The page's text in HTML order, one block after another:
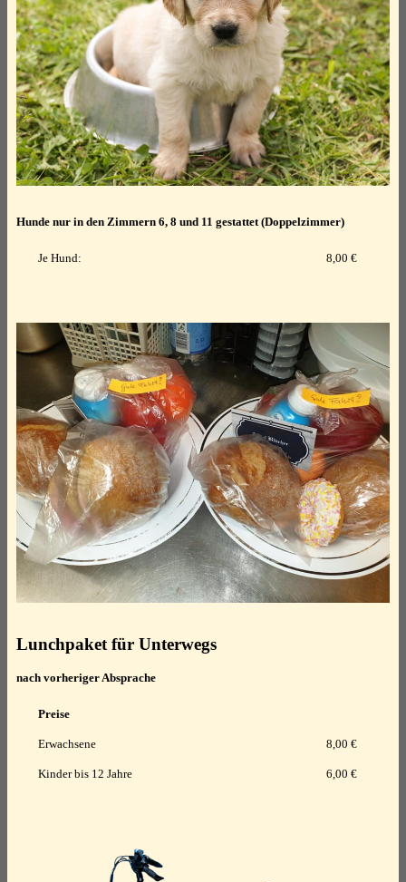
Hunde nur in den Zimmern 6, 8 und 11 gestattet (Doppelzimmer)
Je Hund: 8,00 €
Lunchpaket für Unterwegs
nach vorheriger Absprache
Preise
Erwachsene 8,00 €
Kinder bis 12 Jahre 6,00 €